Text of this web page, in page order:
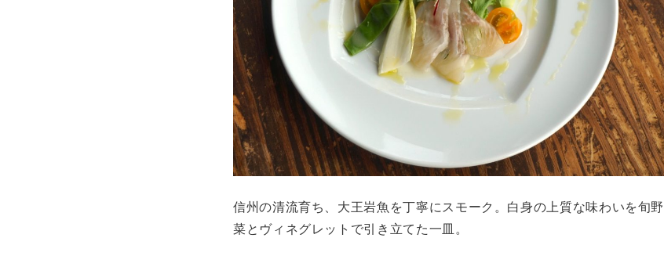
信州の清流育ち、大王岩魚を丁寧にスモーク。白身の上質な味わいを旬野
菜とヴィネグレットで引き立てた一皿。